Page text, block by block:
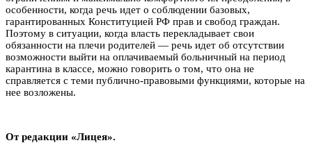
особенности, когда речь идет о соблюдении базовых,
гарантированных Конституцией РФ прав и свобод граждан.
Поэтому в ситуации, когда власть перекладывает свои
обязанности на плечи родителей — речь идет об отсутствии
возможности выйти на оплачиваемый больничный на период
карантина в классе, можно говорить о том, что она не
справляется с теми публично-правовыми функциями, которые на
нее возложены.
От редакции «Лицея».